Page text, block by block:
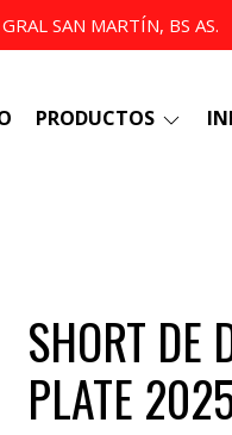
SAN MARTÍN, BS AS.
PRODUCTOS
SHORT DE
PLATE